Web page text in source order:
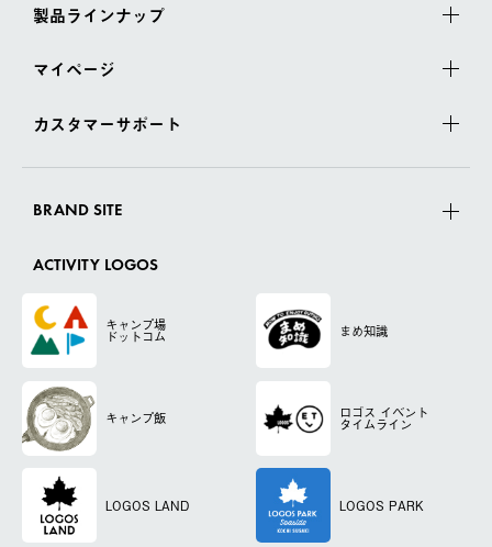
製品ラインナップ
マイページ
カスタマーサポート
BRAND SITE
ACTIVITY LOGOS
キャンプ場
ドットコム まめ知識
キャンプ飯 ロゴス イベント
タイムライン
LOGOS LAND LOGOS PARK